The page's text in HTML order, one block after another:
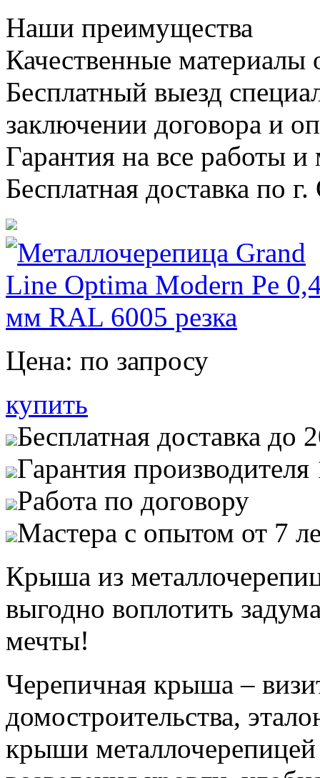
Наши преимущества
Качественные материалы
Бесплатный выезд
заключении договора и
Гарантия на все работы и
Бесплатная доставка по
Цена: по запросу
купить
Бесплатная доставка до
Гарантия производителя
Работа по договору
Мастера с опытом от 7
Крыша из
выгодно воплотить
мечты!
Черепичная крыша –
домостроительства,
крыши